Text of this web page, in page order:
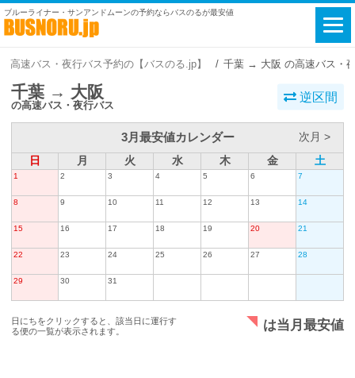
ブルーライナー・サンアンドムーンの予約ならバスのるが最安値
高速バス・夜行バス予約の【バスのる.jp】 千葉 → 大阪 の高速バス・
千葉 → 大阪
の高速バス・夜行バス
逆区間
3月最安値カレンダー
次月 >
日
月 火 水 木 金 土
1 2 3 4 5 6 7
8 9 10 11 12 13 14
15 16 17 18 19 20 21
22 23 24 25 26 27 28
29 30 31
日にちをクリックすると、該当日に運行す
る便の一覧が表示されます。
は当月最安値